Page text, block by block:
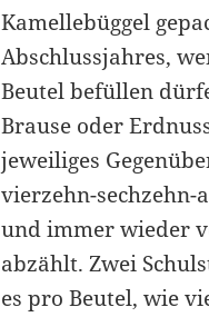
Kamellebüggel
Abschlussjahres,
Beutel befüllen
Brause oder
jeweiliges
vierzehn-
und immer wieder
abzählt. Zwei
es pro Beutel, wie